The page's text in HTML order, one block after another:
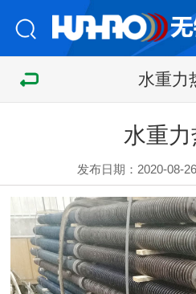
水重力
水重
发布日期：2020-08-26